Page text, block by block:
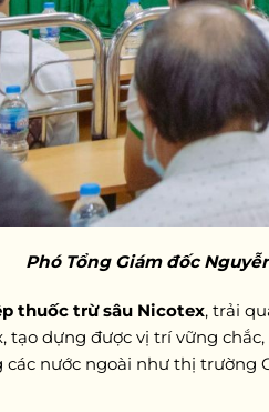
Phó Tổng Giám đốc
thuốc trừ sâu Nicotex, trải
tạo dựng được vị trí vững
các nước ngoài như thị